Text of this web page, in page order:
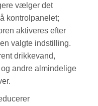
vælger det
kontrolpanelet;
aktiveres efter
valgte indstilling.
drikkevand,
andre almindelige